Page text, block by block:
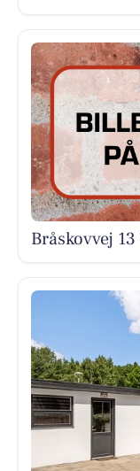
Bråskovvej